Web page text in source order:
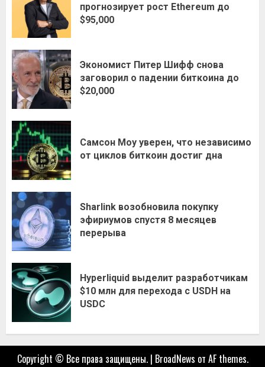
прогнозирует рост Ethereum до
$95,000
Экономист Питер Шифф снова
заговорил о падении биткоина до
$20,000
Самсон Моу уверен, что независимо
от циклов биткоин достиг дна
Sharlink возобновила покупку
эфириумов спустя 8 месяцев
перерыва
Hyperliquid выделит разработчикам
$10 млн для перехода с USDH на
USDC
Copyright © Все права защищены. | BroadNews от AF themes.